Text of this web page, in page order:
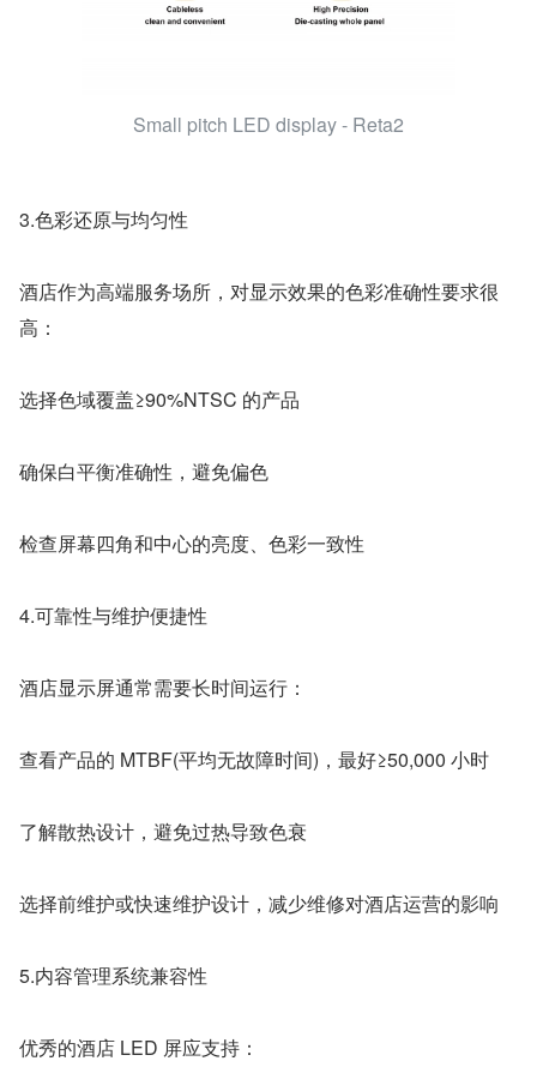
Small pitch LED display - Reta2
3.色彩还原与均匀性
酒店作为高端服务场所，对显示效果的色彩准确性要求很
高：
选择色域覆盖≥90%NTSC 的产品
确保白平衡准确性，避免偏色
检查屏幕四角和中心的亮度、色彩一致性
4.可靠性与维护便捷性
酒店显示屏通常需要长时间运行：
查看产品的 MTBF(平均无故障时间)，最好≥50,000 小时
了解散热设计，避免过热导致色衰
选择前维护或快速维护设计，减少维修对酒店运营的影响
5.内容管理系统兼容性
优秀的酒店 LED 屏应支持：